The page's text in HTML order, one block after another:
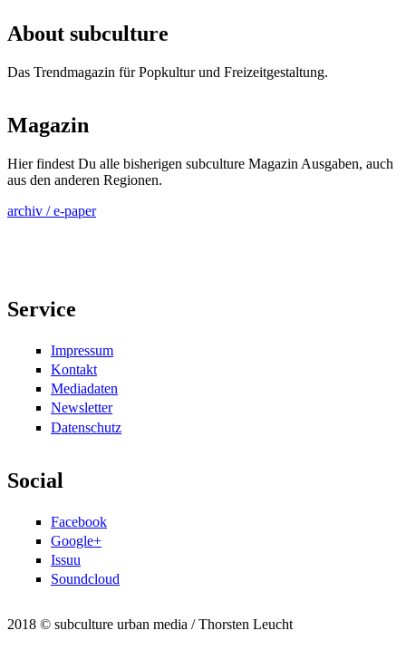
About subculture
Das Trendmagazin für Popkultur und Freizeitgestaltung.
Magazin
Hier findest Du alle bisherigen subculture Magazin Ausgaben, auch
aus den anderen Regionen.
archiv / e-paper
Service
Impressum
Kontakt
Mediadaten
Newsletter
Datenschutz
Social
Facebook
Google+
Issuu
Soundcloud
2018 © subculture urban media / Thorsten Leucht